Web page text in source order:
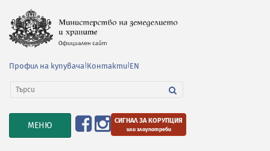
Профил на купувача Контакти EN
TOGGLE
NAVIGATION
МЕНЮ СИГНАЛ ЗА КОРУПЦИЯ
или злоупотреби